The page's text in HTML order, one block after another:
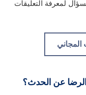
السؤال لمعرفة التعليقات
عن الحدث؟